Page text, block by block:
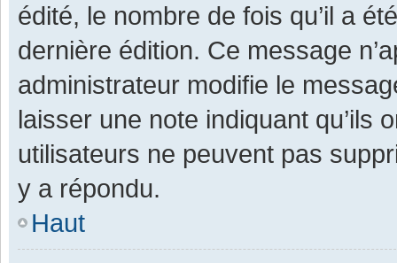
édité, le nombre de fois qu’il a
dernière édition. Ce message
administrateur modifie le
laisser une note indiquant qu’ils
utilisateurs ne peuvent pas
y a répondu.
Haut